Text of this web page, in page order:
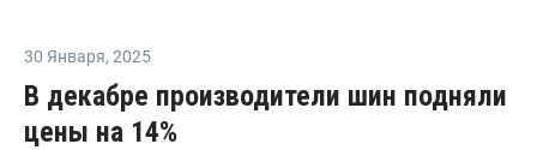
30 Января, 2025
В декабре производители шин подняли
цены на 14%